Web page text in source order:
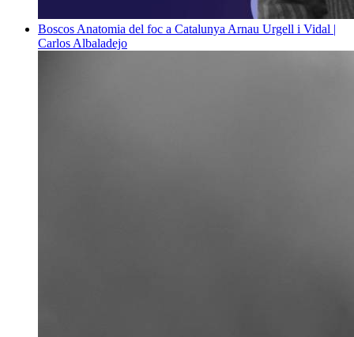
Boscos Anatomia del foc a Catalunya Arnau Urgell i Vidal |
Carlos Albaladejo